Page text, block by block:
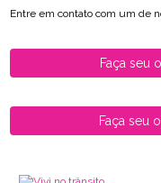
Entre em contato com um de
Faça seu
Faça seu